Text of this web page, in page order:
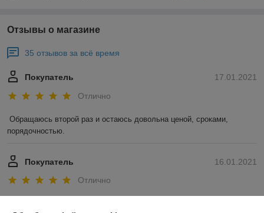
Отзывы о магазине
35 отзывов за всё время
17.01.2021
Покупатель
Отлично
Обращаюсь второй раз и остаюсь довольна ценой, сроками,
порядочностью.
16.01.2021
Покупатель
Отлично